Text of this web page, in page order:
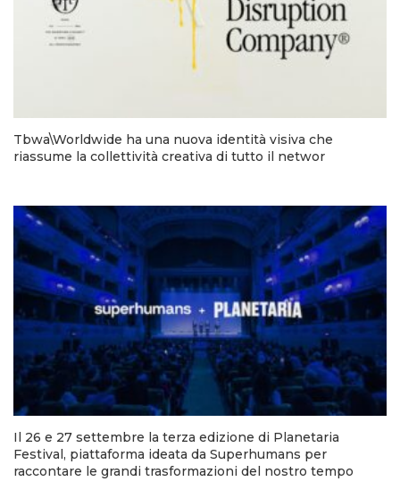
Tbwa\Worldwide ha una nuova identità visiva che
riassume la collettività creativa di tutto il networ
Il 26 e 27 settembre la terza edizione di Planetaria
Festival, piattaforma ideata da Superhumans per
raccontare le grandi trasformazioni del nostro tempo